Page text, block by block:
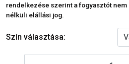
rendelkezése szerint a fogyasztót
nélküli elállási jog.
Szín választása: